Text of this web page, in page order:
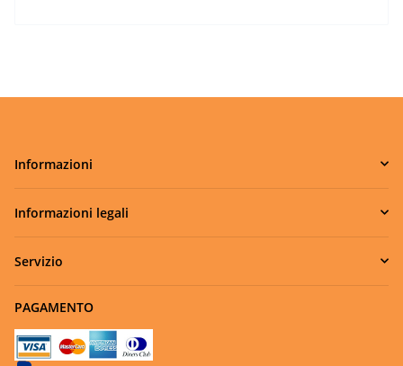
Informazioni
Informazioni legali
Servizio
PAGAMENTO